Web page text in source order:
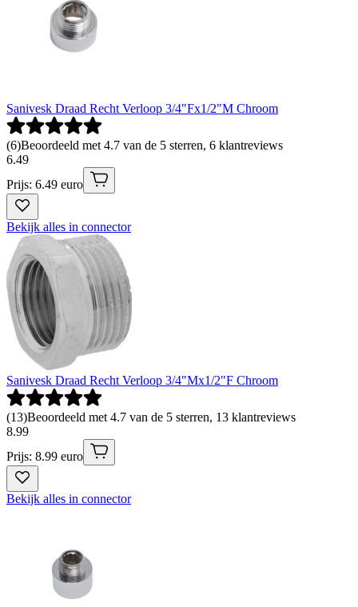
Sanivesk Draad Recht Verloop 3/4"Fx1/2"M Chroom
(6)Beoordeeld met 4.7 van de 5 sterren, 6 klantreviews
6.49
Prijs: 6.49 euro
Bekijk alles in connector
Sanivesk Draad Recht Verloop 3/4"Mx1/2"F Chroom
(13)Beoordeeld met 4.7 van de 5 sterren, 13 klantreviews
8.99
Prijs: 8.99 euro
Bekijk alles in connector